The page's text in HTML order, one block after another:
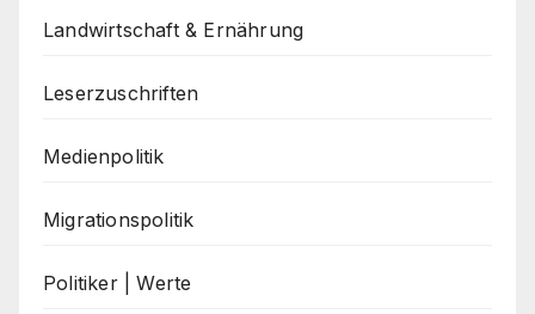
Landwirtschaft & Ernährung
Leserzuschriften
Medienpolitik
Migrationspolitik
Politiker | Werte